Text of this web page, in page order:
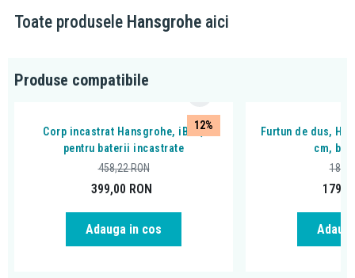
se utilizeaza obligatoriu cu corpul incastrat Hansgrohe, iBox
Toate produsele Hansgrohe aici
Produse compatibile
12%
Corp incastrat Hansgrohe, iBox,
pentru baterii incastrate
399,00 RON
458,22RON
Adauga in cos
Furtun de dus,
cm,